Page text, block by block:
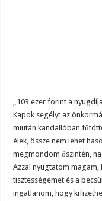
„103 ezer forint a
Kapok segélyt az
miután kandallóban
élek, össze nem lehet
megmondom őszintén,
Azzal nyugtatom magam,
tisztességemet és a
ingatlanom, hogy